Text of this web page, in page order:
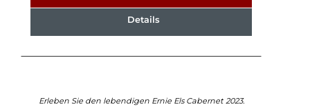
Details
Erleben Sie den lebendigen Ernie Els Cabernet 2023.